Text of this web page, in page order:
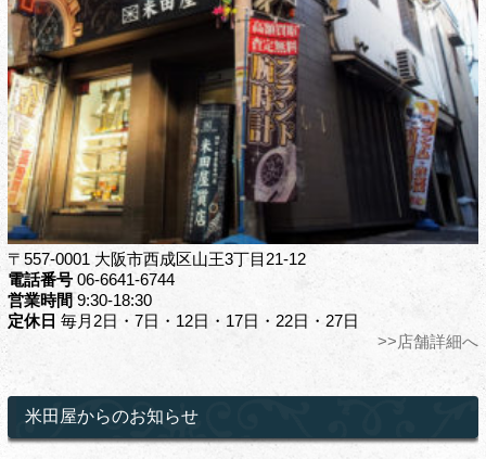
〒557-0001 大阪市西成区山王3丁目21-12
電話番号06-6641-6744
営業時間9:30-18:30
定休日 毎月2日・7日・12日・17日・22日・27日
>>店舗詳細へ
米田屋からのお知らせ